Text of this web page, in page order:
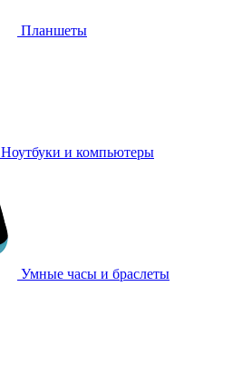
Планшеты
Ноутбуки и компьютеры
Умные часы и браслеты